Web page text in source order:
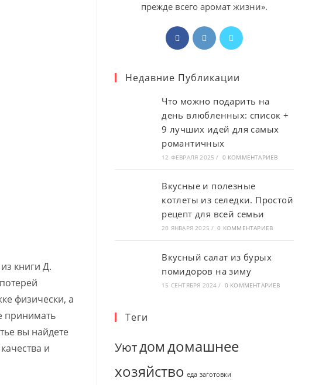
книги Д.
физически, а
принимать
вы найдете
и
прежде всего аромат жизни».
Откроется
вкладке
Откроется
вкладке
Откроется
Недавние Публикации
Что можно подарить на
день влюбленных: список +
9 лучших идей для самых
романтичных
12 ФЕВРАЛЯ 2025 / 0 КОММЕНТАРИЕВ
Вкусные и полезные
котлеты из селедки. Простой
рецепт для всей семьи
20 ЯНВАРЯ 2025 / 0 КОММЕНТАРИЕВ
Вкусный салат из бурых
помидоров на зиму
15 СЕНТЯБРЯ 2024 / 0 КОММЕНТАРИЕВ
Теги
Уютдомдомашнее
хозяйство еда заготовки